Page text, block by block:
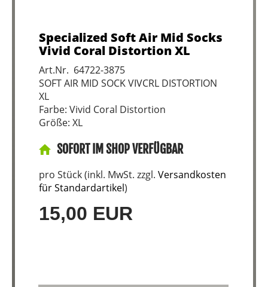
Specialized Soft Air Mid Socks
Vivid Coral Distortion XL
Art.Nr. 64722-3875
SOFT AIR MID SOCK VIVCRL DISTORTION
XL
Farbe: Vivid Coral Distortion
Größe: XL
SOFORT IM SHOP VERFÜGBAR
pro Stück (inkl. MwSt. zzgl. Versandkosten
für Standardartikel)
15,00 EUR